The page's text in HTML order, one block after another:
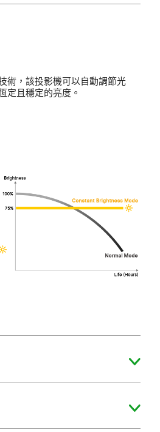
術，該投影機可以自動調節光
定且穩定的亮度。